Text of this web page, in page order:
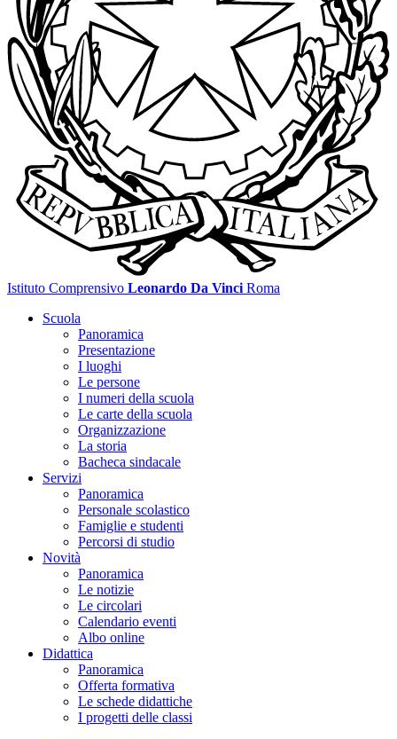
Istituto Comprensivo Leonardo Da Vinci Roma
Scuola
Panoramica
Presentazione
I luoghi
Le persone
I numeri della scuola
Le carte della scuola
Organizzazione
La storia
Bacheca sindacale
Servizi
Panoramica
Personale scolastico
Famiglie e studenti
Percorsi di studio
Novità
Panoramica
Le notizie
Le circolari
Calendario eventi
Albo online
Didattica
Panoramica
Offerta formativa
Le schede didattiche
I progetti delle classi